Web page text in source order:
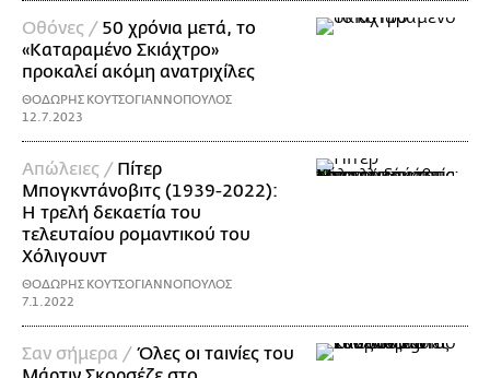
Οθόνες / 50 χρόνια μετά, το
«Καταραμένο Σκιάχτρο»
προκαλεί ακόμη ανατριχίλες
ΘΟΔΩΡΗΣ ΚΟΥΤΣΟΓΙΑΝΝΟΠΟΥΛΟΣ
12.7.2023
Απώλειες / Πίτερ
Μπογκντάνοβιτς (1939-2022):
Η τρελή δεκαετία του
τελευταίου ρομαντικού του
Χόλιγουντ
ΘΟΔΩΡΗΣ ΚΟΥΤΣΟΓΙΑΝΝΟΠΟΥΛΟΣ
7.1.2022
Σαν σήμερα /Όλες οι ταινίες του